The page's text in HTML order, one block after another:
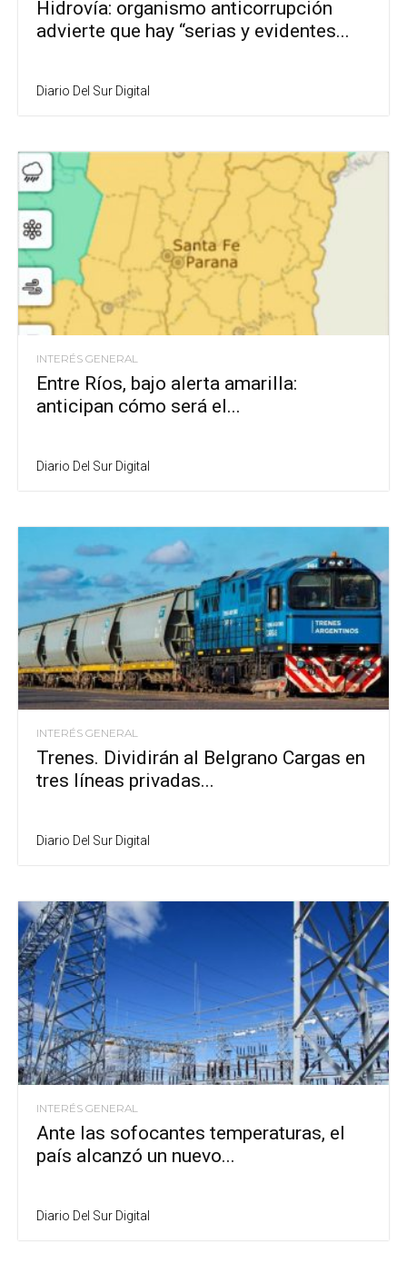
Hidrovía: organismo anticorrupción
advierte que hay “serias y evidentes...
Diario Del Sur Digital
INTERÉS GENERAL
Entre Ríos, bajo alerta amarilla:
anticipan cómo será el...
Diario Del Sur Digital
INTERÉS GENERAL
Trenes. Dividirán al Belgrano Cargas en
tres líneas privadas...
Diario Del Sur Digital
INTERÉS GENERAL
Ante las sofocantes temperaturas, el
país alcanzó un nuevo...
Diario Del Sur Digital